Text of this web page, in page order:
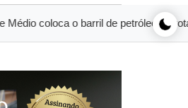
coloca o barril de petróleo na rota dos